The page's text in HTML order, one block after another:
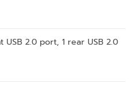
USB 2.0 port, 1 rear USB 2.0